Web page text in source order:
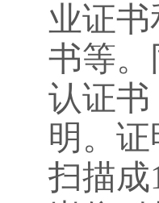
业证
书等
认证
明。
扫描成